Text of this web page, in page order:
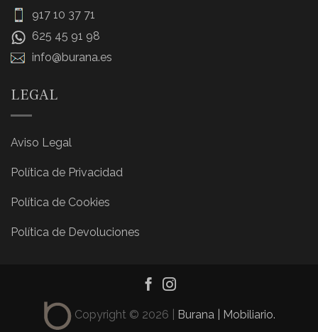
917 10 37 71
625 45 91 98
info@burana.es
LEGAL
Aviso Legal
Política de Privacidad
Política de Cookies
Política de Devoluciones
Copyright © 2026 | Burana | Mobiliario.